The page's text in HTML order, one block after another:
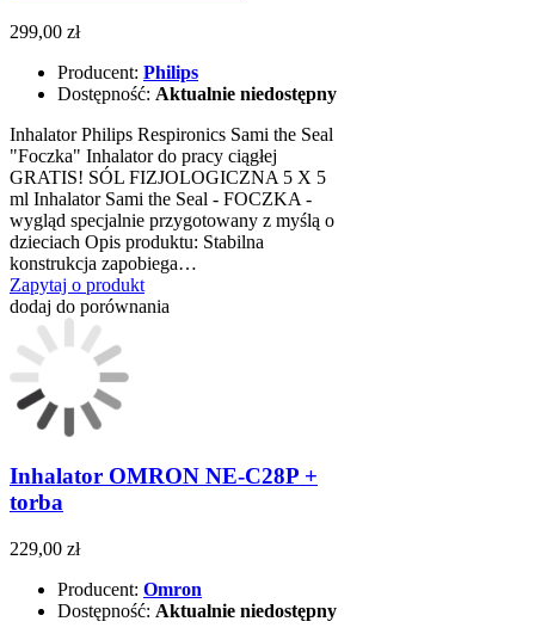
299,00 zł
Producent: Philips
Dostępność: Aktualnie niedostępny
Inhalator Philips Respironics Sami the Seal
"Foczka" Inhalator do pracy ciągłej
GRATIS! SÓL FIZJOLOGICZNA 5 X 5
ml Inhalator Sami the Seal - FOCZKA -
wygląd specjalnie przygotowany z myślą o
dzieciach Opis produktu: Stabilna
konstrukcja zapobiega…
Zapytaj o produkt
dodaj do porównania
Inhalator OMRON NE-C28P +
torba
229,00 zł
Producent: Omron
Dostępność: Aktualnie niedostępny